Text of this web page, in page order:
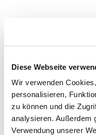
Diese Webseite
Wir verwenden
personalisieren,
zu können und die
analysieren. Außerdem
Verwendung unserer